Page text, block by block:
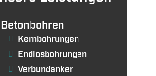
Betonbohren
Kernbohrungen
Endlosbohrungen
Verbundanker